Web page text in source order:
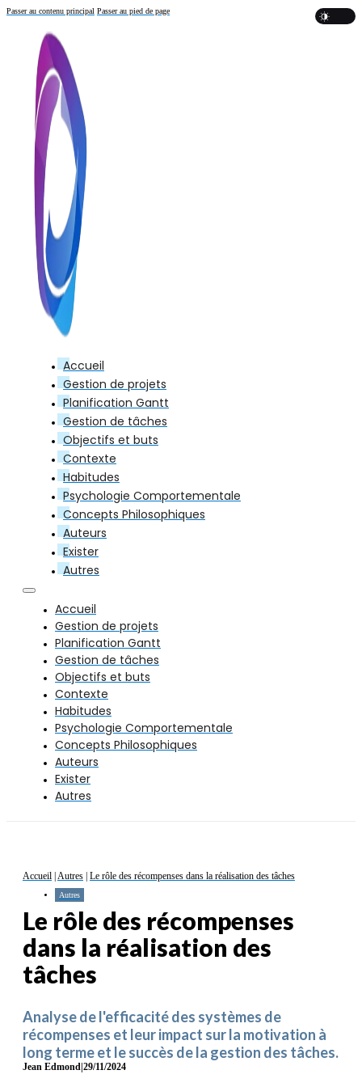
Passer au contenu principal Passer au pied de page
Accueil
Gestion de projets
Planification Gantt
Gestion de tâches
Objectifs et buts
Contexte
Habitudes
Psychologie Comportementale
Concepts Philosophiques
Auteurs
Exister
Autres
Accueil
Gestion de projets
Planification Gantt
Gestion de tâches
Objectifs et buts
Contexte
Habitudes
Psychologie Comportementale
Concepts Philosophiques
Auteurs
Exister
Autres
Accueil Autres Le rôle des récompenses dans la réalisation des tâches
Autres
Le rôle des récompenses
dans la réalisation des
tâches
Analyse de l'efficacité des systèmes de
récompenses et leur impact sur la motivation à
long terme et le succès de la gestion des tâches.
Jean Edmond|29/11/2024